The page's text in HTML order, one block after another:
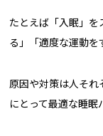
たとえば「入眠」
る」「適度な運動を
原因や対策は人そ
にとって最適な睡眠